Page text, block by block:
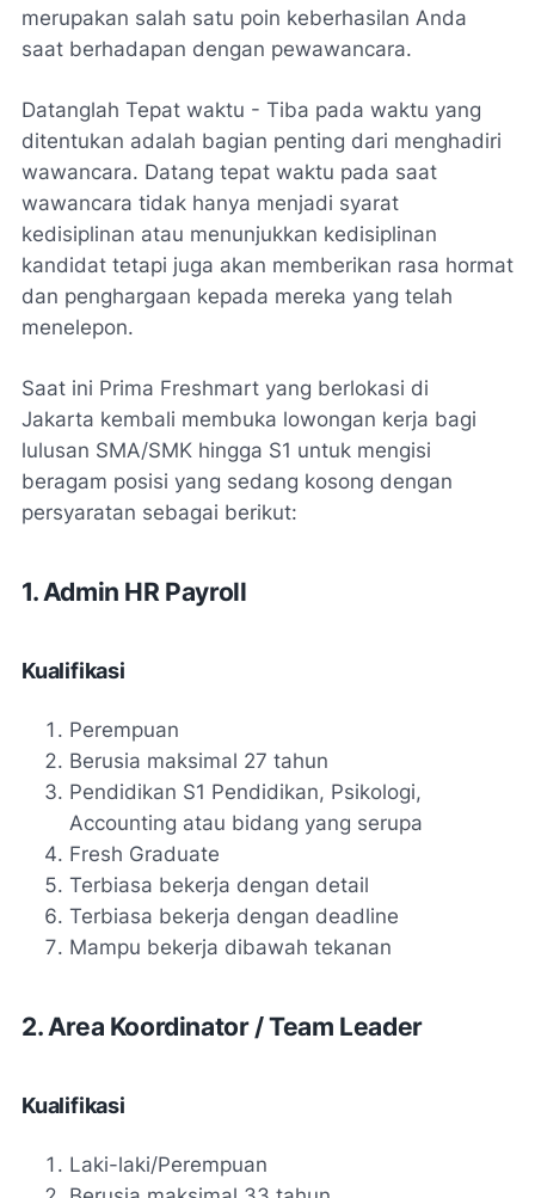
merupakan salah satu poin keberhasilan Anda
saat berhadapan dengan pewawancara.
Datanglah Tepat waktu - Tiba pada waktu yang
ditentukan adalah bagian penting dari menghadiri
wawancara. Datang tepat waktu pada saat
wawancara tidak hanya menjadi syarat
kedisiplinan atau menunjukkan kedisiplinan
kandidat tetapi juga akan memberikan rasa hormat
dan penghargaan kepada mereka yang telah
menelepon.
Saat ini Prima Freshmart yang berlokasi di
Jakarta kembali membuka lowongan kerja bagi
lulusan SMA/SMK hingga S1 untuk mengisi
beragam posisi yang sedang kosong dengan
persyaratan sebagai berikut:
1. Admin HR Payroll
Kualifikasi
Perempuan
Berusia maksimal 27 tahun
Pendidikan S1 Pendidikan, Psikologi,
Accounting atau bidang yang serupa
Fresh Graduate
Terbiasa bekerja dengan detail
Terbiasa bekerja dengan deadline
Mampu bekerja dibawah tekanan
2. Area Koordinator / Team Leader
Kualifikasi
Laki-laki/Perempuan